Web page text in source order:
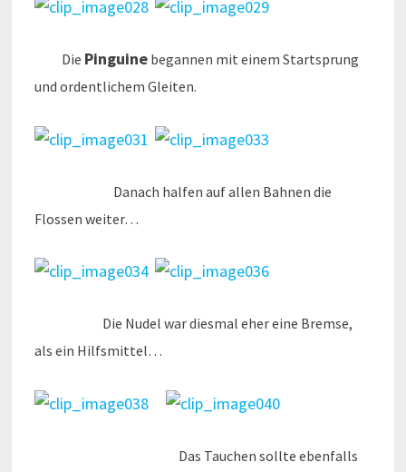
Die Pinguinebegannen mit einem Startsprung
und ordentlichem Gleiten.
Danach halfen auf allen Bahnen die
Flossen weiter…
Die Nudel war diesmal eher eine Bremse,
als ein Hilfsmittel…
Das Tauchen sollte ebenfalls